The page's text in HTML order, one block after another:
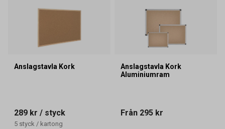
Anslagstavla Kork
289 kr / styck
5 styck / kartong
Anslagstavla Kork
Aluminiumram
Från 295 kr